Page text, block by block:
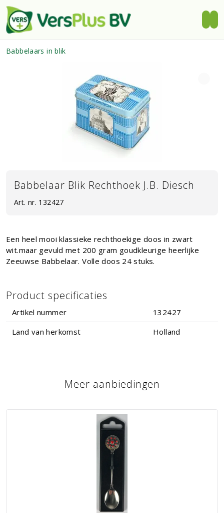
Babbelaars in blik
Babbelaar Blik Rechthoek J.B. Diesch
Art. nr. 132427
Een heel mooi klassieke rechthoekige doos in zwart
wit.maar gevuld met 200 gram goudkleurige heerlijke
Zeeuwse Babbelaar. Volle doos 24 stuks.
Product specificaties
Artikel nummer
132427
Land van herkomst
Holland
Meer aanbiedingen